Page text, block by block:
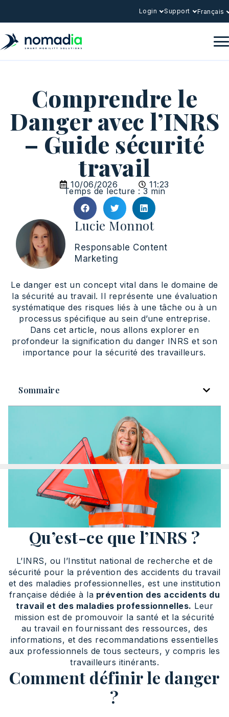
Login Support Français
Comprendre le
Danger avec l’INRS
– Guide sécurité
travail
10/06/2026 11:23
Temps de lecture : 3 min
Lucie Monnot
Responsable Content
Marketing
Le danger est un concept vital dans le domaine de
la sécurité au travail. Il représente une évaluation
systématique des risques liés à une tâche ou à un
processus spécifique au sein d’une entreprise.
Dans cet article, nous allons explorer en
profondeur la signification du danger INRS et son
importance pour la sécurité des travailleurs.
Sommaire
Qu’est-ce que l’INRS ?
L’INRS, ou l’Institut national de recherche et de
sécurité pour la prévention des accidents du travail
et des maladies professionnelles, est une institution
française dédiée à la prévention des accidents du
travail et des maladies professionnelles. Leur
mission est de promouvoir la santé et la sécurité
au travail en fournissant des ressources, des
informations, et des recommandations essentielles
aux professionnels de tous secteurs, y compris les
travailleurs itinérants.
Comment définir le danger
?